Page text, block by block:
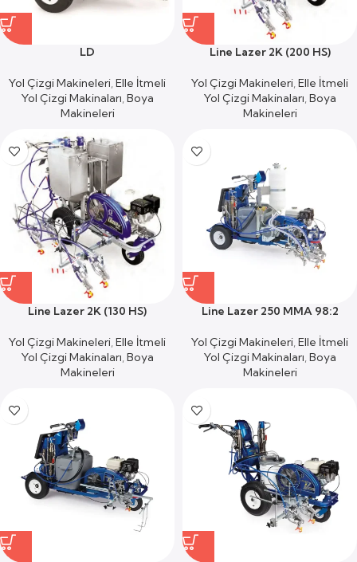
LD
Yol Çizgi Makineleri,Elle İtmeli
Yol Çizgi Makinaları,Boya
Makineleri
Line Lazer 2K (200 HS)
Yol Çizgi Makineleri,Elle İtmeli
Yol Çizgi Makinaları,Boya
Makineleri
Line Lazer 2K (130 HS)
Yol Çizgi Makineleri,Elle İtmeli
Yol Çizgi Makinaları,Boya
Makineleri
Line Lazer 250 MMA 98:2
Yol Çizgi Makineleri,Elle İtmeli
Yol Çizgi Makinaları,Boya
Makineleri